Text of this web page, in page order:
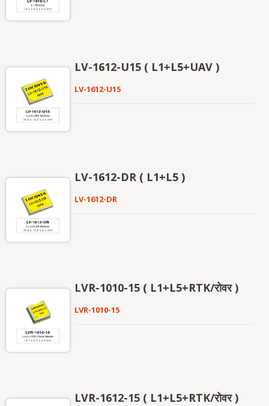
LV-1612-U15 ( L1+L5+UAV )
LV-1612-U15
LV-1612-DR ( L1+L5 )
LV-1612-DR
LVR-1010-15 ( L1+L5+RTK/रोवर )
LVR-1010-15
LVR-1612-15 ( L1+L5+RTK/रोवर )